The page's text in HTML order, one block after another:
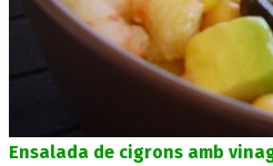
Ensalada de cigrons amb